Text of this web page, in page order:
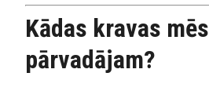
Kādas kravas mēs
pārvadājam?